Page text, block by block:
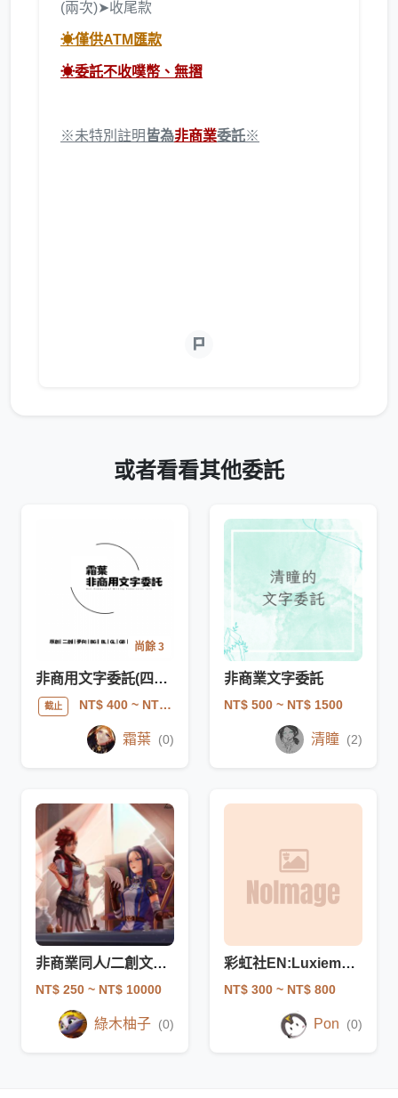
(兩次)➤收尾款
☀僅供ATM匯款
☀委託不收噗幣、無摺
※未特別註明 皆為非商業委託※
或者看看其他委託
尚餘 3
非商用文字委託(四月限定)
截止 NT$ 400~ NT$ 4000
霜葉 (0)
非商業文字委託
NT$ 500 ~ NT$ 1500
清瞳 (2)
非商業同人/二創文字委託
NT$ 250 ~ NT$ 10000
綠木柚子 (0)
彩虹社EN:Luxiem、Iluna同人文
NT$ 300 ~ NT$ 800
Pon (0)